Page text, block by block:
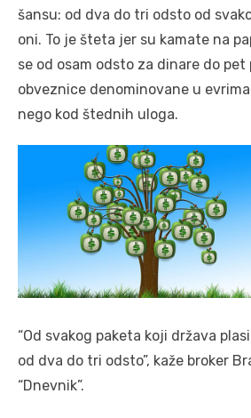
šansu: od dva do tri odsto od
oni. To je šteta jer su kamate na
se od osam odsto za dinare do pet
obveznice denominovane u
nego kod štednih uloga.
“Od svakog paketa koji država
od dva do tri odsto”, kaže broker
“Dnevnik”.